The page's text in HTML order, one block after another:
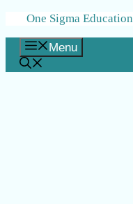
Skip
content
One Sigma Education
Menu